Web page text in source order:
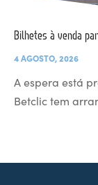
Bilhetes à venda
4 AGOSTO, 2026
A espera está
Betclic tem